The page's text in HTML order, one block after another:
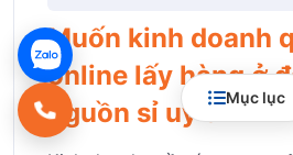
Mục lục
Muốn kinh doanh
online lấy hàng ở
nguồn sỉ uy tín